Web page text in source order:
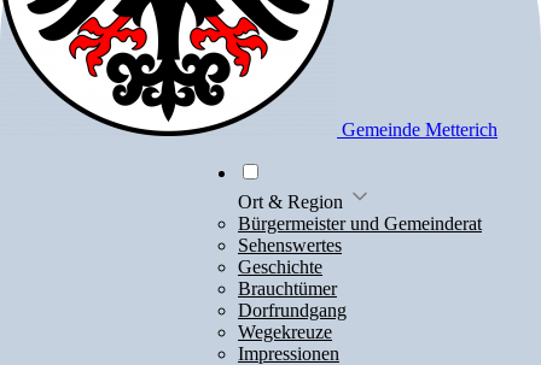
Gemeinde Metterich
Ort & Region
Bürgermeister und Gemeinderat
Sehenswertes
Geschichte
Brauchtümer
Dorfrundgang
Wegekreuze
Impressionen